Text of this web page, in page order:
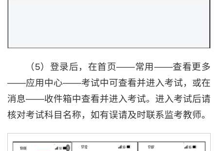
（5）登录后，在首页——常用——查看更多
——应用中心——考试中可查看并进入考试，或在
消息——收件箱中查看并进入考试。进入考试后请
核对考试科目名称，如有误请及时联系监考教师。